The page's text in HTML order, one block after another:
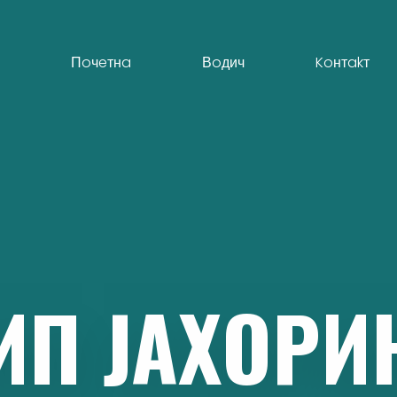
Пoчeтнa Вoдич Koнтakт